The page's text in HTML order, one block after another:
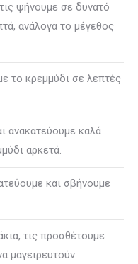
ψήνουμε σε δυνατό
ανάλογα το μέγεθος
το κρεμμύδι σε λεπτές
ανακατεύουμε καλά
αρκετά.
και σβήνουμε
τις προσθέτουμε
μαγειρευτούν.